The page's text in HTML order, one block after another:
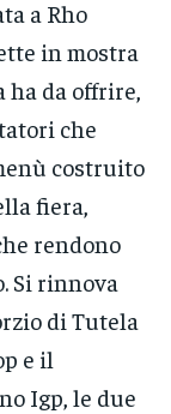
a Rho
in mostra
ha da offrire,
che
costruito
fiera,
rendono
Si rinnova
di Tutela
e il
Igp, le due